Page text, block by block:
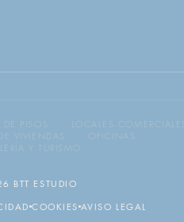
DE PISOS
LOCALES
VIVIENDAS OFICINAS
Y TURISMO
BTT ESTUDIO
COOKIES AVISO LEGAL